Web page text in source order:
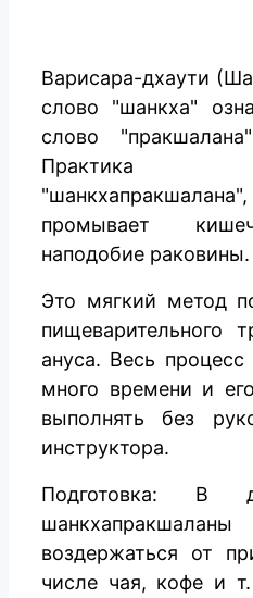
Варисара-дхаути
слово "шанкха"
слово
Практика
промывает
наподобие раковины.
Это мягкий метод
пищеварительного
ануса. Весь
много времени и
выполнять без
инструктора.
Подготовка: В
воздержаться от
числе чая, кофе и